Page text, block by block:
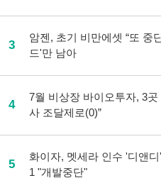
3
암젠, 초기 비만에셋 “또 중
드'만 남아
4
7월 비상장 바이오투자, 3곳
사 조달제로(0)”
5
화이자, 멧세라 인수 '디앤
1 "개발중단"